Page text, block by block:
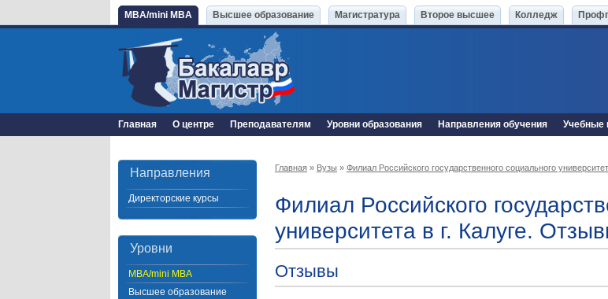
MBA/mini MBA Высшее образование Магистратура Второе высшее Колледж
Главная О центре Преподавателям Уровни образования Направления обучения Учебные
Направления
Директорские курсы
Уровни
MBA/mini MBA
Высшее образование
Главная » Вузы » Филиал Российского государственного социального
Филиал Российского
университета в г. Калуге.
Отзывы